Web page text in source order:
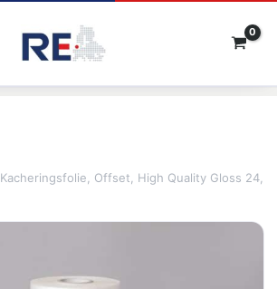
Kacheringsfolie, Offset, High Quality Gloss 24,